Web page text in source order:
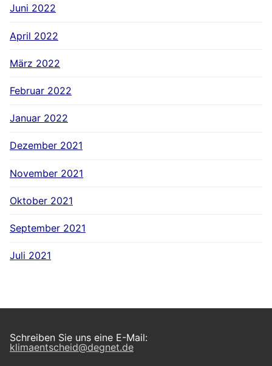
Juni 2022
April 2022
März 2022
Februar 2022
Januar 2022
Dezember 2021
November 2021
Oktober 2021
September 2021
Juli 2021
Schreiben Sie uns eine E-Mail:
klimaentscheid@degnet.de